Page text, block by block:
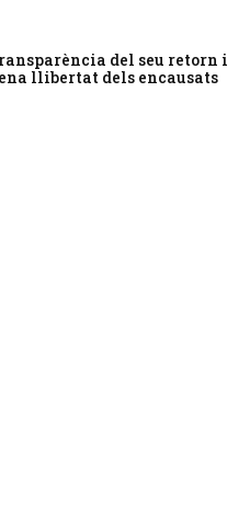
del seu retorn i
llibertat dels encausats